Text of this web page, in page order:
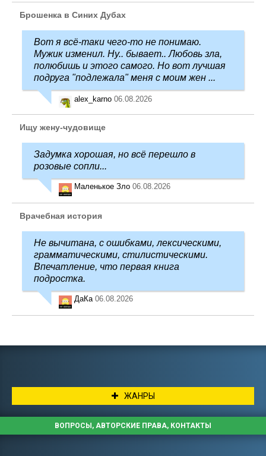
Брошенка в Синих Дубах
Вот я всё-таки чего-то не понимаю.
Мужик изменил. Ну.. бывает.. Любовь зла,
полюбишь и этого самого. Но вот лучшая
подруга "подлежала" меня с моим жен ...
alex_karno 06.08.2026
Ищу жену-чудовище
Задумка хорошая, но всё перешло в
розовые сопли...
Маленькое Зло 06.08.2026
Врачебная история
Не вычитана, с ошибками, лексическими,
грамматическими, стилистическими.
Впечатление, что первая книга
подростка.
ДаКа 06.08.2026
ЖАНРЫ
ВОПРОСЫ, АВТОРСКИЕ ПРАВА, КОНТАКТЫ